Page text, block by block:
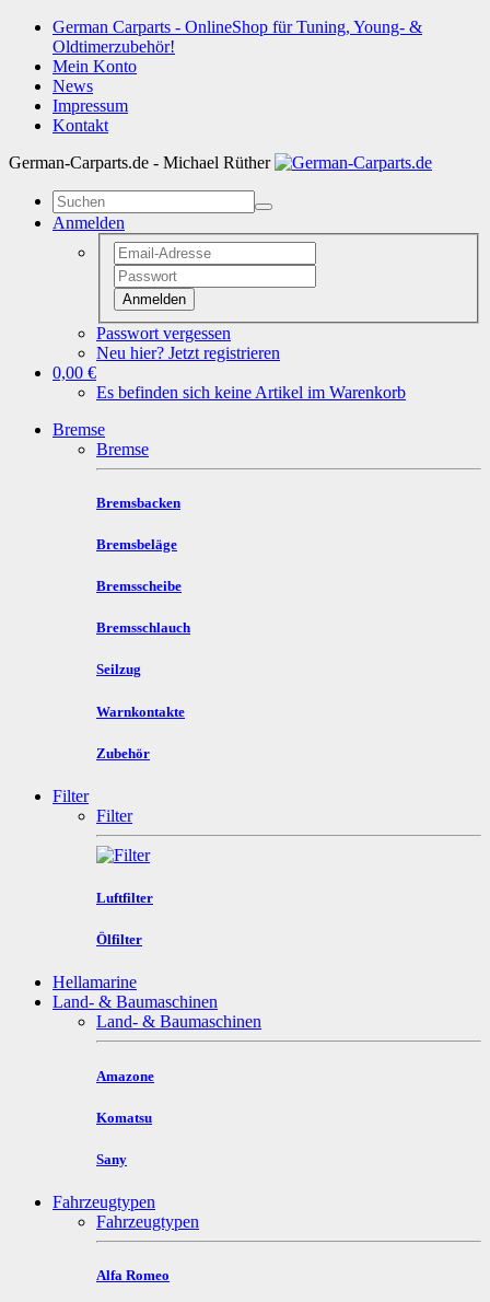
German Carparts - OnlineShop für Tuning, Young- &
Oldtimerzubehör!
Mein Konto
News
Impressum
Kontakt
German-Carparts.de - Michael Rüther
Anmelden
Anmelden
Passwort vergessen
Neu hier? Jetzt registrieren
0,00 €
Es befinden sich keine Artikel im Warenkorb
Bremse
Bremse
Bremsbacken
Bremsbeläge
Bremsscheibe
Bremsschlauch
Seilzug
Warnkontakte
Zubehör
Filter
Filter
Luftfilter
Ölfilter
Hellamarine
Land- & Baumaschinen
Land- & Baumaschinen
Amazone
Komatsu
Sany
Fahrzeugtypen
Fahrzeugtypen
Alfa Romeo